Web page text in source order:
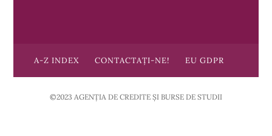
A-Z INDEX CONTACTAȚI-NE! EU GDPR
©2023 AGENȚIA DE CREDITE ȘI BURSE DE STUDII